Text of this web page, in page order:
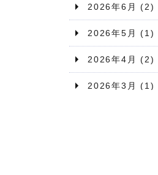
2026年6月 (2)
2026年5月 (1)
2026年4月 (2)
2026年3月 (1)